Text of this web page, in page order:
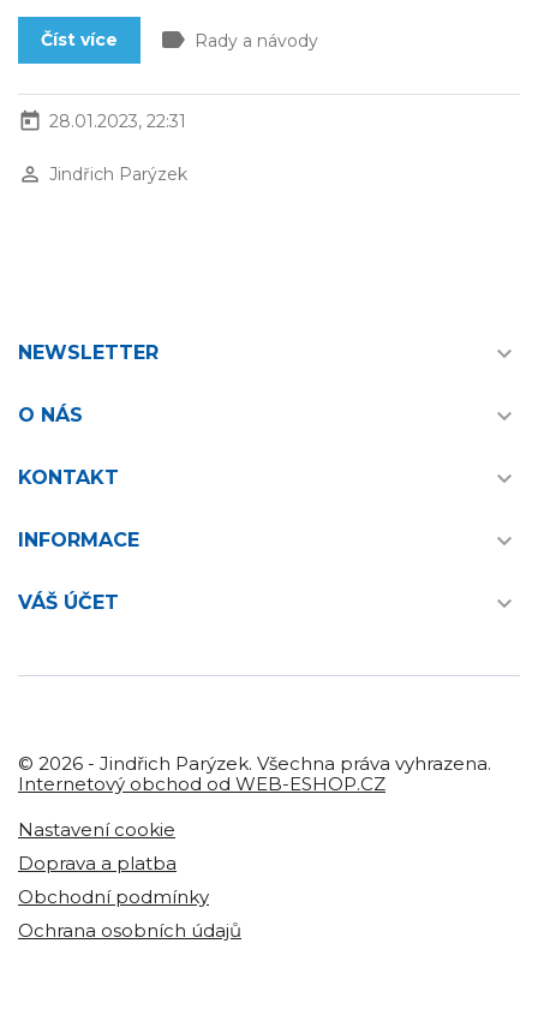
Číst více label Rady a návody
today 28.01.2023, 22:31
perm_identity Jindřich Parýzek
NEWSLETTER 
O NÁS 
KONTAKT 
INFORMACE 
VÁŠ ÚČET 
© 2026 - Jindřich Parýzek. Všechna práva vyhrazena.
Internetový obchod od WEB-ESHOP.CZ
Nastavení cookie
Doprava a platba
Obchodní podmínky
Ochrana osobních údajů